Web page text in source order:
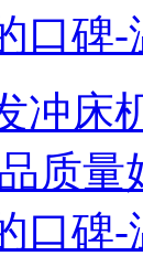
口碑-
冲床
质量
口碑-